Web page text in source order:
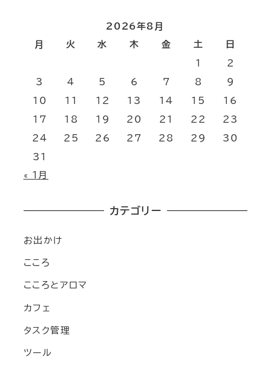
2026年8月
月
火 水 木 金 土 日
1 2
3 4 5 6 7 8 9
10 11 12 13 14 15 16
17 18 19 20 21 22 23
24 25 26 27 28 29 30
31
« 1月
カテゴリー
お出かけ
こころ
こころとアロマ
カフェ
タスク管理
ツール